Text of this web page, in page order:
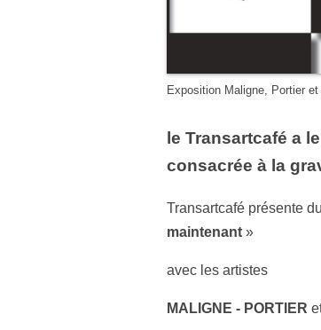
Exposition Maligne, Portier
le Transartcafé a
consacrée à la
Transartcafé présente
maintenant »
avec les artistes
MALIGNE - PORTIER